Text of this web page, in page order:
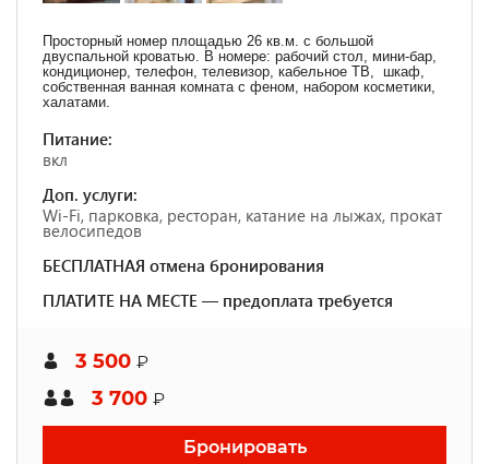
Просторный номер площадью 26 кв.м. с большой
двуспальной кроватью. В номере: рабочий стол, мини-бар,
кондиционер, телефон, телевизор, кабельное ТВ, шкаф,
собственная ванная комната с феном, набором косметики,
халатами.
Питание:
вкл
Доп. услуги:
Wi-Fi, парковка, ресторан, катание на лыжах, прокат
велосипедов
БЕСПЛАТНАЯ отмена бронирования
ПЛАТИТЕ НА МЕСТЕ — предоплата требуется
3 500 ₽
3 700 ₽
Бронировать